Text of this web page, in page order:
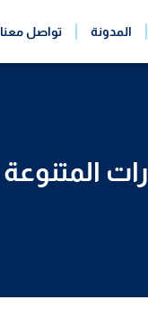
المدونة تواصل معنا
المتنوعة